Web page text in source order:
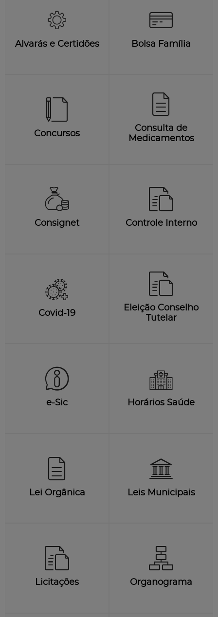
Alvarás e Certidões Bolsa Família
Concursos
Consulta de
Medicamentos
Consignet Controle Interno
Covid-19
Eleição Conselho
Tutelar
e-Sic Horários Saúde
Lei Orgânica Leis Municipais
Licitações Organograma